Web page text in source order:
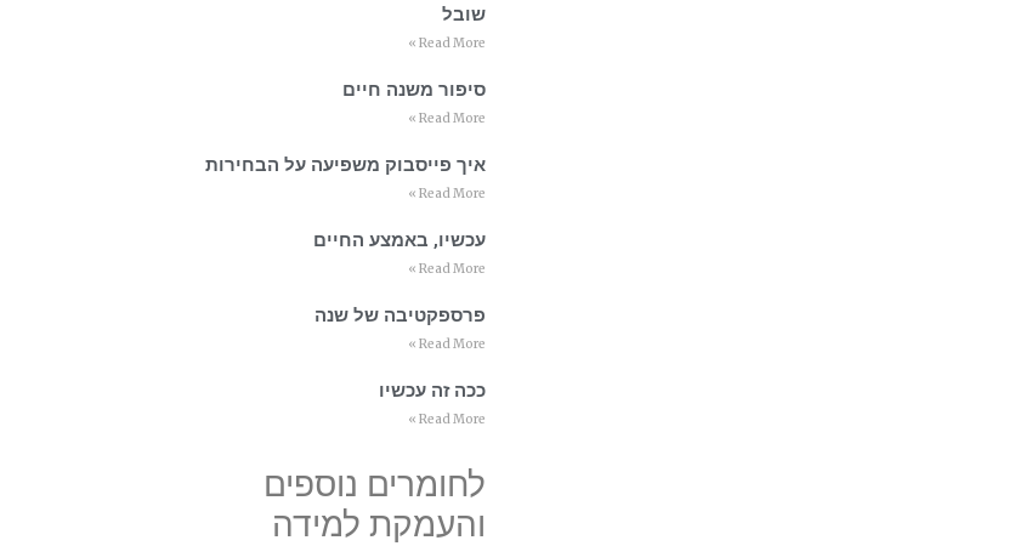
שובל
Read More »
סיפור משנה חיים
Read More »
איך פייסבוק משפיעה על הבחירות
Read More »
עכשיו, באמצע החיים
Read More »
פרספקטיבה של שנה
Read More »
ככה זה עכשיו
Read More »
לחומרים נוספים
והעמקת למידה